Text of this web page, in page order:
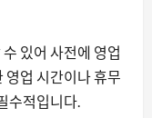
있어 사전에 영업
영업 시간이나 휴무
수적입니다.